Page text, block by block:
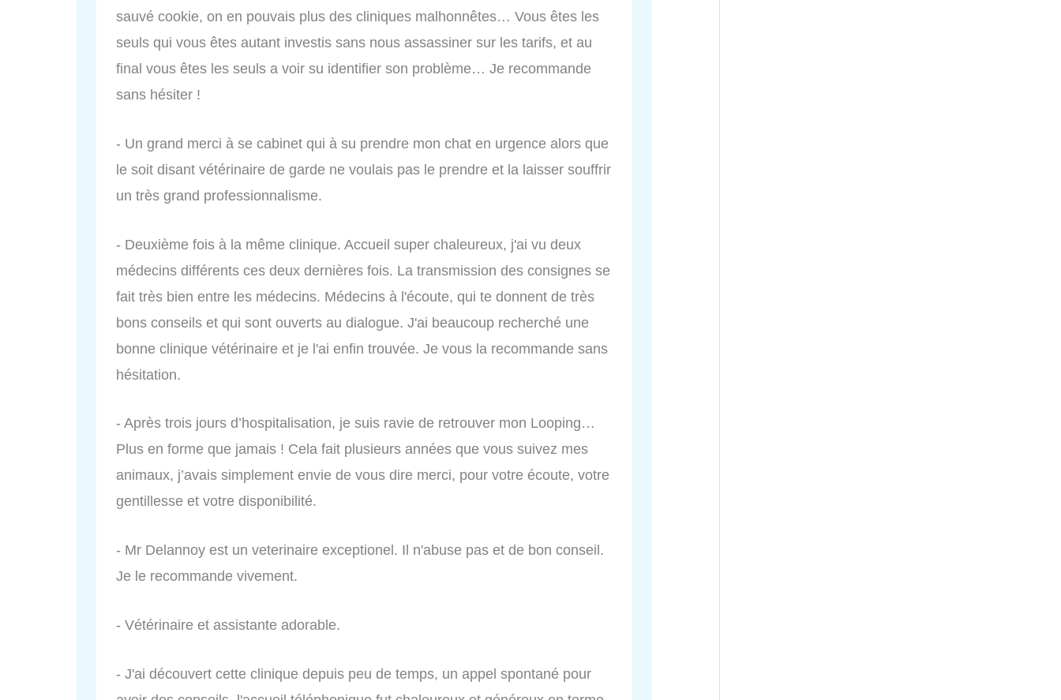
sauvé cookie, on en pouvais plus des cliniques malhonnêtes… Vous êtes les
seuls qui vous êtes autant investis sans nous assassiner sur les tarifs, et au
final vous êtes les seuls a voir su identifier son problème… Je recommande
sans hésiter !
- Un grand merci à se cabinet qui à su prendre mon chat en urgence alors que
le soit disant vétérinaire de garde ne voulais pas le prendre et la laisser souffrir
un très grand professionnalisme.
- Deuxième fois à la même clinique. Accueil super chaleureux, j'ai vu deux
médecins différents ces deux dernières fois. La transmission des consignes se
fait très bien entre les médecins. Médecins à l'écoute, qui te donnent de très
bons conseils et qui sont ouverts au dialogue. J'ai beaucoup recherché une
bonne clinique vétérinaire et je l'ai enfin trouvée. Je vous la recommande sans
hésitation.
- Après trois jours d’hospitalisation, je suis ravie de retrouver mon Looping…
Plus en forme que jamais ! Cela fait plusieurs années que vous suivez mes
animaux, j’avais simplement envie de vous dire merci, pour votre écoute, votre
gentillesse et votre disponibilité.
- Mr Delannoy est un veterinaire exceptionel. Il n'abuse pas et de bon conseil.
Je le recommande vivement.
- Vétérinaire et assistante adorable.
- J'ai découvert cette clinique depuis peu de temps, un appel spontané pour